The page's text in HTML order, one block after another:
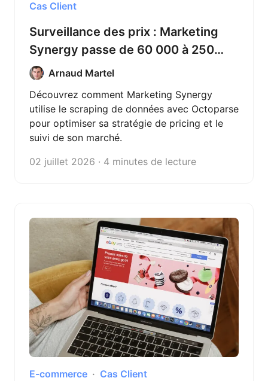
Cas Client
Surveillance des prix : Marketing
Synergy passe de 60 000 à 250
000 mises à jour par semaine avec
Arnaud Martel
Découvrez comment Marketing Synergy
utilise le scraping de données avec Octoparse
pour optimiser sa stratégie de pricing et le
suivi de son marché.
02 juillet 2026 · 4 minutes de lecture
E-commerce Cas Client